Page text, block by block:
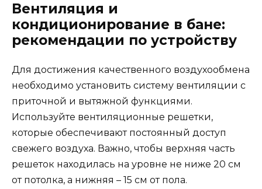
Вентиляция и
кондиционирование в бане:
рекомендации по устройству
Для достижения качественного воздухообмена
необходимо установить систему вентиляции с
приточной и вытяжной функциями.
Используйте вентиляционные решетки,
которые обеспечивают постоянный доступ
свежего воздуха. Важно, чтобы верхняя часть
решеток находилась на уровне не ниже 20 см
от потолка, а нижняя – 15 см от пола.